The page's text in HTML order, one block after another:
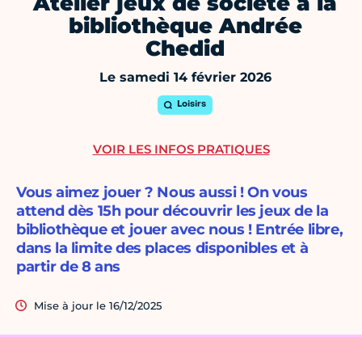
bibliothèque Andrée
Chedid
Le samedi 14 février 2026
Loisirs
Vous aimez jouer ? Nous aussi ! On vous
attend dès 15h pour découvrir les jeux de la
bibliothèque et jouer avec nous ! Entrée libre,
dans la limite des places disponibles et à
partir de 8 ans
Mise à jour le 16/12/2025
VOIR LES INFOS PRATIQUES